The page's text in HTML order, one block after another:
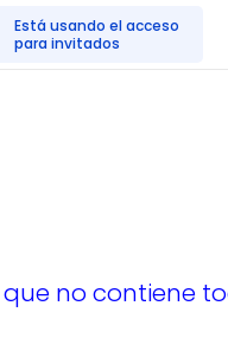
Está usando el acceso
para invitados
no contiene